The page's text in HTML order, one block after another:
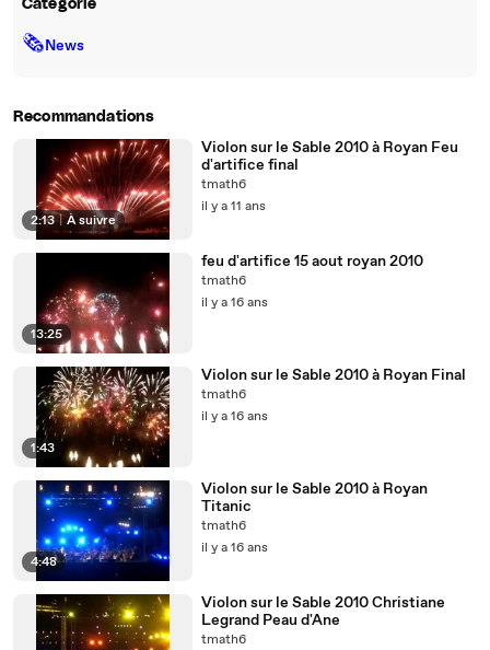
Catégorie
🗞News
Recommandations
2:13 | À suivre
Violon sur le Sable 2010 à Royan Feu
d'artifice final
tmath6
il y a 11 ans
13:25
feu d'artifice 15 aout royan 2010
tmath6
il y a 16 ans
1:43
Violon sur le Sable 2010 à Royan Final
tmath6
il y a 16 ans
4:48
Violon sur le Sable 2010 à Royan
Titanic
tmath6
il y a 16 ans
Violon sur le Sable 2010 Christiane
Legrand Peau d'Ane
tmath6